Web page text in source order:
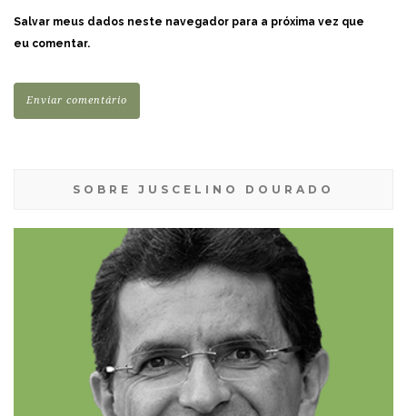
Salvar meus dados neste navegador para a próxima vez que
eu comentar.
SOBRE JUSCELINO DOURADO